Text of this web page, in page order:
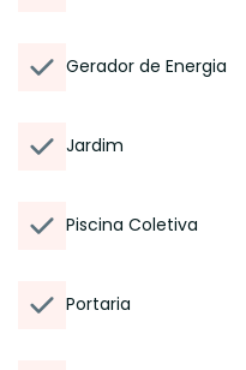
Gerador de Energia
Jardim
Piscina Coletiva
Portaria